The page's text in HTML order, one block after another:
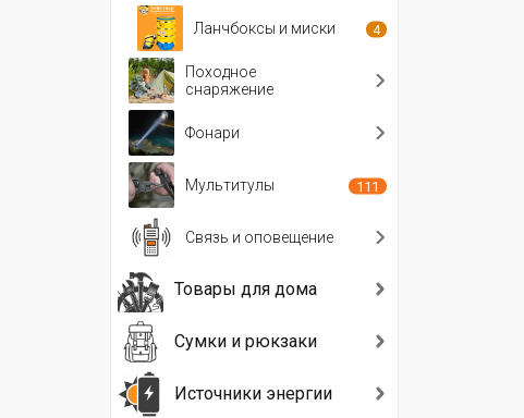
Ланчбоксы и миски 4
Походное
снаряжение
Фонари
Мультитулы 111
Связь и оповещение
Товары для дома
Сумки и рюкзаки
Источники энергии